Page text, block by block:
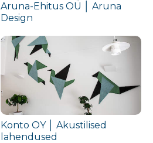
Aruna-Ehitus OÜ │ Aruna
Design
Konto OY │ Akustilised
lahendused